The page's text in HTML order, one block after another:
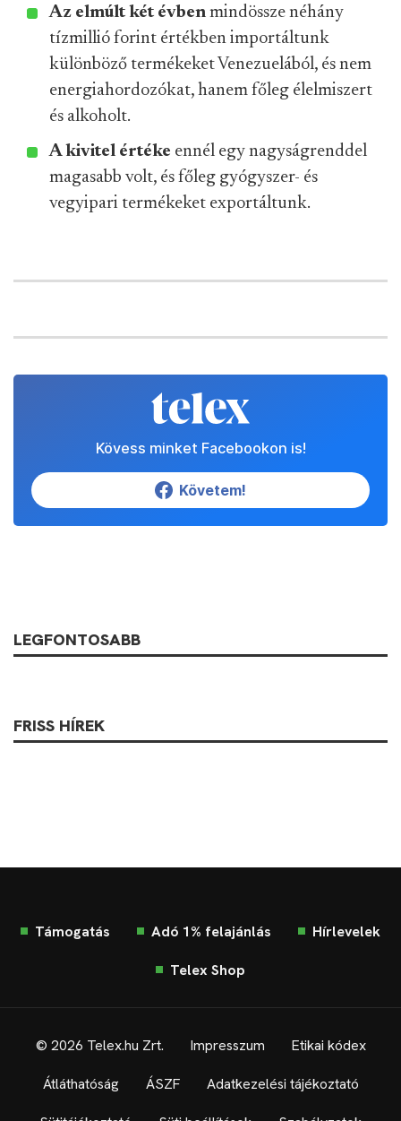
Az elmúlt két évben mindössze néhány
tízmillió forint értékben importáltunk
különböző termékeket Venezuelából, és nem
energiahordozókat, hanem főleg élelmiszert
és alkoholt.
A kivitel értéke ennél egy nagyságrenddel
magasabb volt, és főleg gyógyszer- és
vegyipari termékeket exportáltunk.
Kövess minket Facebookon is!
Követem!
LEGFONTOSABB
FRISS HÍREK
Támogatás Adó 1% felajánlás Hírlevelek
Telex Shop
© 2026 Telex.hu Zrt. Impresszum Etikai kódex
Átláthatóság ÁSZF Adatkezelési tájékoztató